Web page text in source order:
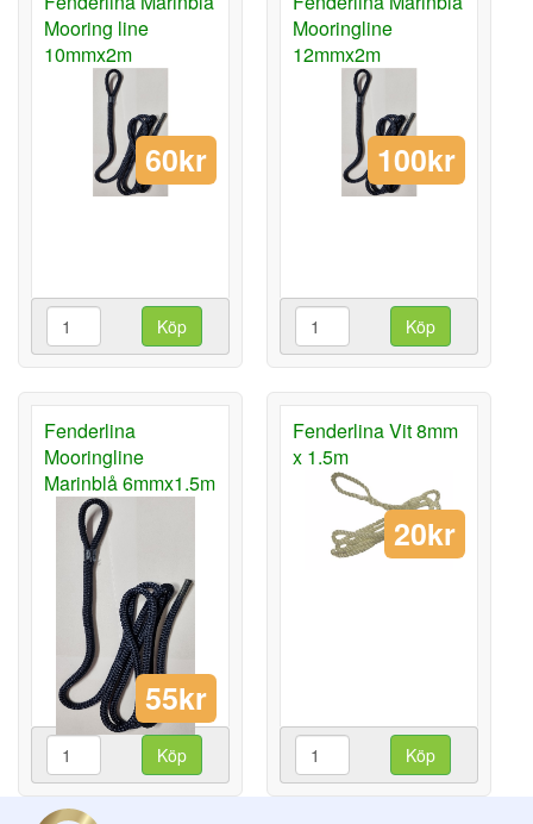
Mooring line
10mmx2m
60kr
Köp
Mooringline
12mmx2m
100kr
Köp
Fenderlina
Mooringline
Marinblå 6mmx1.5m
55kr
Köp
Fenderlina Vit 8mm
x 1.5m
20kr
Köp